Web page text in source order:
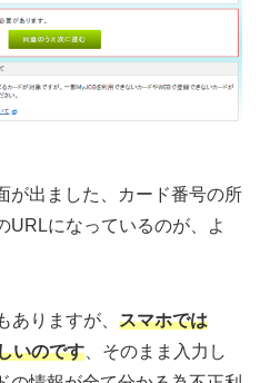
が出ました、カード番号の所
URLになっているのが、よ
ありますが、 スマホでは
いのです 、そのまま入力し